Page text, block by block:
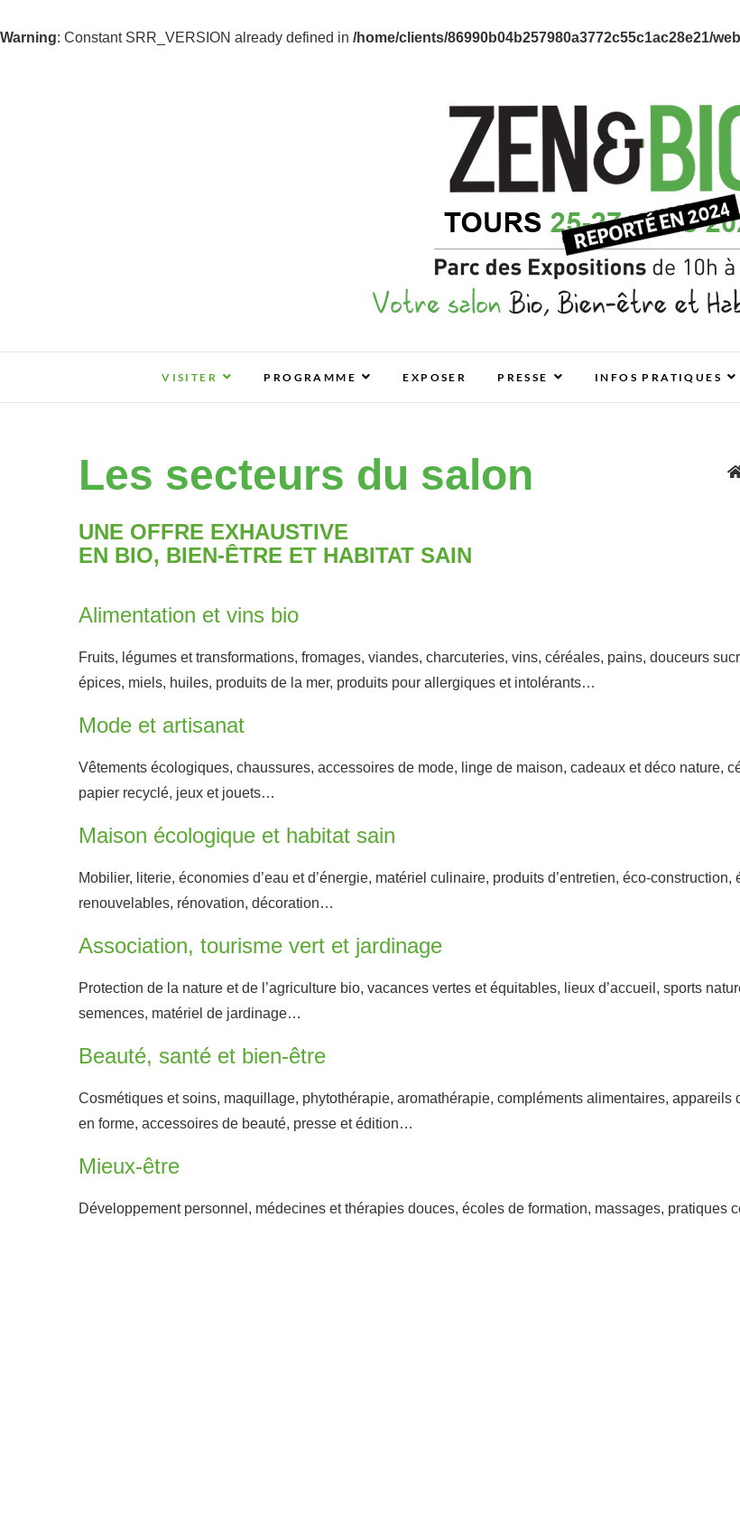
Warning: Constant SRR_VERSION already defined in /home/clients/86990b04b257980a3772c55c1ac28e21/
Z&B Tours
ZEN & BIO : VOS SALONS BIO, BIEN-ÊTRE ET HABITAT SAIN
VISITER PROGRAMME EXPOSER PRESSE INFOS PRATIQUES
Les secteurs du salon
UNE OFFRE EXHAUSTIVE
EN BIO, BIEN-ÊTRE ET HABITAT SAIN
Alimentation et vins bio
Fruits, légumes et transformations, fromages, viandes, charcuteries, vins, céréales, pains, douceurs
épices, miels, huiles, produits de la mer, produits pour allergiques et intolérants…
Mode et artisanat
Vêtements écologiques, chaussures, accessoires de mode, linge de maison, cadeaux et déco nature,
papier recyclé, jeux et jouets…
Maison écologique et habitat sain
Mobilier, literie, économies d’eau et d’énergie, matériel culinaire, produits d’entretien, éco-construction,
renouvelables, rénovation, décoration…
Association, tourisme vert et jardinage
Protection de la nature et de l’agriculture bio, vacances vertes et équitables, lieux d’accueil, sports
semences, matériel de jardinage…
Beauté, santé et bien-être
Cosmétiques et soins, maquillage, phytothérapie, aromathérapie, compléments alimentaires, appareils
en forme, accessoires de beauté, presse et édition…
Mieux-être
Développement personnel, médecines et thérapies douces, écoles de formation, massages, pratiques